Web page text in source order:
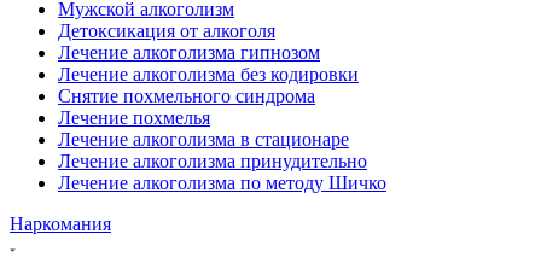
Мужской алкоголизм
Детоксикация от алкоголя
Лечение алкоголизма гипнозом
Лечение алкоголизма без кодировки
Снятие похмельного синдрома
Лечение похмелья
Лечение алкоголизма в стационаре
Лечение алкоголизма принудительно
Лечение алкоголизма по методу Шичко
Наркомания